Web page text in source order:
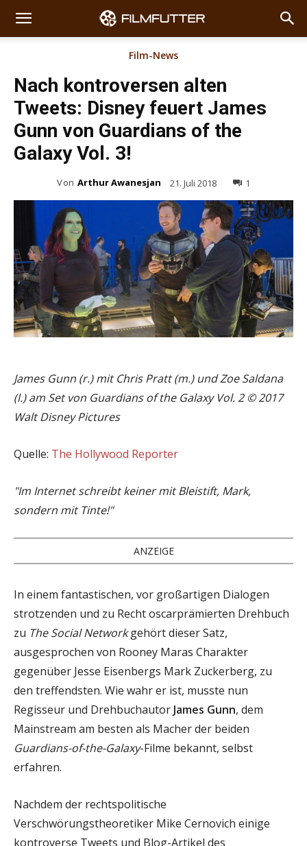
Film-News
Nach kontroversen alten
Tweets: Disney feuert James
Gunn von Guardians of the
Galaxy Vol. 3!
Von Arthur Awanesjan 21. Juli 2018 1
James Gunn (r.) mit Chris Pratt (m.) und Zoe Saldana
(l.) am Set von Guardians of the Galaxy Vol. 2 © 2017
Walt Disney Pictures
Quelle: The Hollywood Reporter
"Im Internet schreibt keiner mit Bleistift, Mark,
sondern mit Tinte!"
ANZEIGE
In einem fantastischen, vor großartigen Dialogen
strotzenden und zu Recht oscarprämierten Drehbuch
zu The Social Networkgehört dieser Satz,
ausgesprochen von Rooney Maras Charakter
gegenüber Jesse Eisenbergs Mark Zuckerberg, zu
den treffendsten. Wie wahr er ist, musste nun
Regisseur und Drehbuchautor James Gunn, dem
Mainstream am besten als Macher der beiden
Guardians-of-the-Galaxy-Filme bekannt, selbst
erfahren.
Nachdem der rechtspolitische
Verschwörungstheoretiker Mike Cernovich einige
kontroverse Tweets und Blog-Artikel des